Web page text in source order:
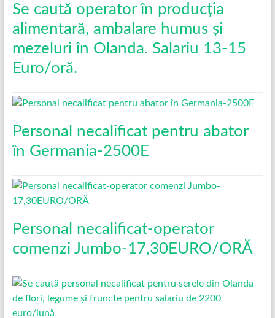
Se caută operator în producția
alimentară, ambalare humus și
mezeluri în Olanda. Salariu 13-15
Euro/oră.
Personal necalificat pentru abator
în Germania-2500E
Personal necalificat-operator
comenzi Jumbo-17,30EURO/ORĂ